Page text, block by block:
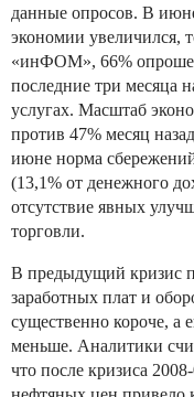
данные опросов. В
экономии увеличился,
«инФОМ», 66%
последние три месяца
услугах. Масштаб
против 47% месяц
июне норма
(13,1% от денежного
отсутствие явных
торговли.
В предыдущий кризис
заработных плат и
существенно короче, а
меньше. Аналитики
что после кризиса